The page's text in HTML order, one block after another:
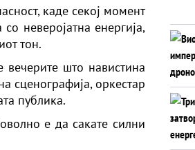
каде секој момент
неверојатна енергија,
тон.
што навистина
сценографија, оркестар
публика.
е да сакате силни